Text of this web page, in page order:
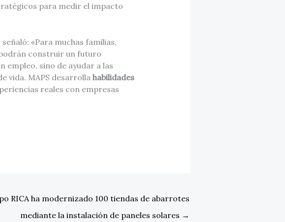
para medir el impacto
«Para muchas familias,
construir un futuro
empleo, sino de ayudar a las
vida. MAPS desarrollahabilidades
reales con empresas
RICA ha modernizado 100 tiendas de abarrotes
mediante la instalación de paneles solares →